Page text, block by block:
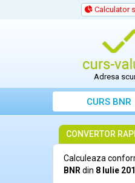
Calculator
Adresa
CURS BNR
CONVERTOR
Calculeaza
BNR din 8 Iulie